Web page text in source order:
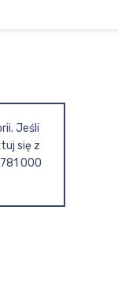
Jeśli
się z
000